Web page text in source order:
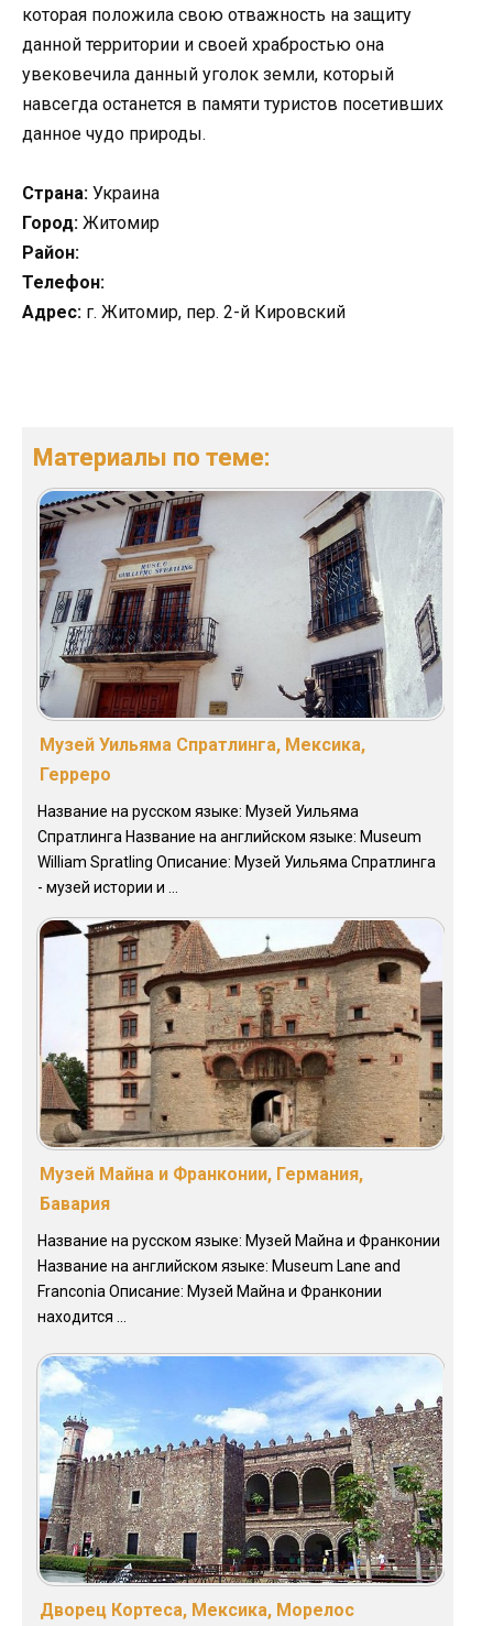
которая положила свою отважность на защиту
данной территории и своей храбростью она
увековечила данный уголок земли, который
навсегда останется в памяти туристов посетивших
данное чудо природы.
Страна: Украина
Город: Житомир
Район:
Телефон:
Адрес: г. Житомир, пер. 2-й Кировский
Материалы по теме:
Музей Уильяма Спратлинга, Мексика,
Герреро
Название на русском языке: Музей Уильяма
Спратлинга Название на английском языке: Museum
William Spratling Описание: Музей Уильяма Спратлинга
- музей истории и ...
Музей Майна и Франконии, Германия,
Бавария
Название на русском языке: Музей Майна и Франконии
Название на английском языке: Museum Lane and
Franconia Описание: Музей Майна и Франконии
находится ...
Дворец Кортеса, Мексика, Морелос